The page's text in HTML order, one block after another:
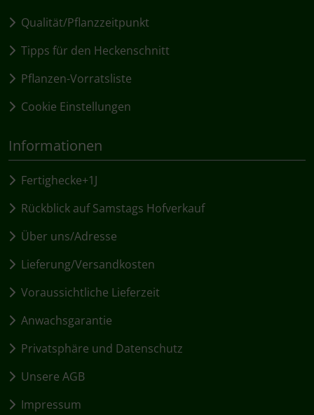
Qualität/Pflanzzeitpunkt
Tipps für den Heckenschnitt
Pflanzen-Vorratsliste
Cookie Einstellungen
Informationen
Fertighecke+1J
Rückblick auf Samstags Hofverkauf
Über uns/Adresse
Lieferung/Versandkosten
Voraussichtliche Lieferzeit
Anwachsgarantie
Privatsphäre und Datenschutz
Unsere AGB
Impressum